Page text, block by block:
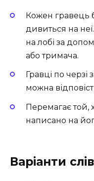
Кожен гравець
дивиться на
на лобі за
або тримача.
Гравці по черзі
можна
Перемагає той,
написано на
Варіанти